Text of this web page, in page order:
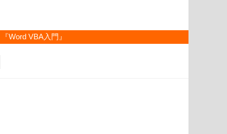
『Word VBA入門』